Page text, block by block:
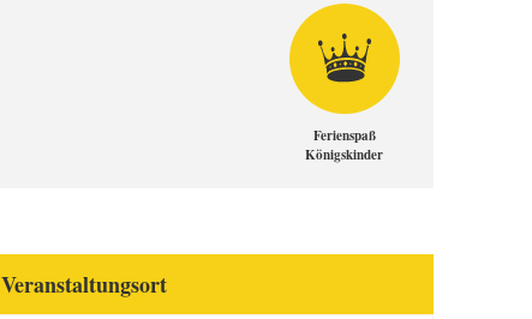
Ferienspaß
Königskinder
Veranstaltungsort